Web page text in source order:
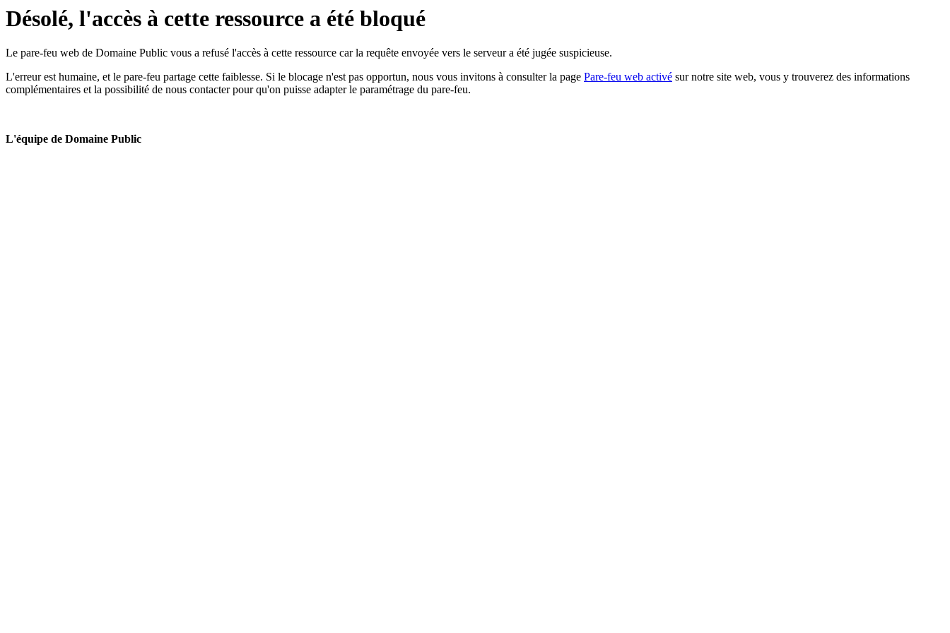
Désolé, l'accès à cette ressource a été bloqué
Le pare-feu web de Domaine Public vous a refusé l'accès à cette ressource car la requête envoyée vers le serveur a été jugée suspicieuse.
L'erreur est humaine, et le pare-feu partage cette faiblesse. Si le blocage n'est pas opportun, nous vous invitons à consulter la page Pare-feu web activé sur notre site web, vous y trouverez des informations
complémentaires et la possibilité de nous contacter pour qu'on puisse adapter le paramétrage du pare-feu.
L'équipe de Domaine Public